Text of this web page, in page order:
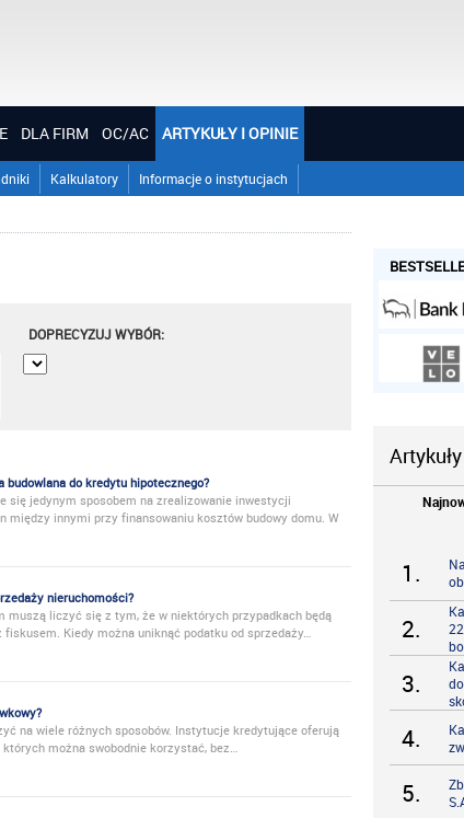
DLA FIRM OC/AC ARTYKUŁY I OPINIE
Kalkulatory Informacje o instytucjach
DOPRECYZUJ WYBÓR:
do kredytu hipotecznego?
się jedynym sposobem na zrealizowanie inwestycji
między innymi przy finansowaniu kosztów budowy domu. W
nieruchomości?
muszą liczyć się z tym, że w niektórych przypadkach będą
Kiedy można uniknąć podatku od sprzedaży…
na wiele różnych sposobów. Instytucje kredytujące oferują
można swobodnie korzystać, bez…
Artykuły
1.
2.
3.
4.
5.